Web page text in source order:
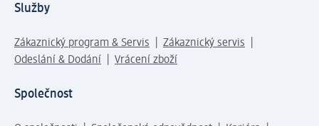
Služby
Zákaznický program & Servis
Zákaznický servis
Odeslání & Dodání
Vrácení zboží
Společnost